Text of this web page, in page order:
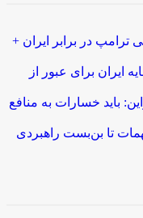
در برابر ایران +
برای عبور از
باید خسارات به منافع
تا بن‌بست راهبردی